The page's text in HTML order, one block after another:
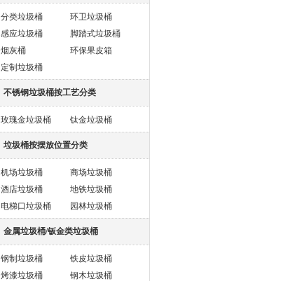
分类垃圾桶
环卫垃圾桶
感应垃圾桶
脚踏式垃圾桶
烟灰桶
环保果皮箱
定制垃圾桶
不锈钢垃圾桶按工艺分类
玫瑰金垃圾桶 钛金垃圾桶
垃圾桶按摆放位置分类
机场垃圾桶
商场垃圾桶
酒店垃圾桶
地铁垃圾桶
电梯口垃圾桶
园林垃圾桶
金属垃圾桶/钣金类垃圾桶
钢制垃圾桶
铁皮垃圾桶
烤漆垃圾桶
钢木垃圾桶